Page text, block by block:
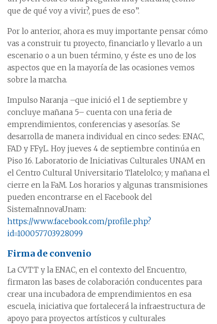
que de qué voy a vivir?, pues de eso”.
Por lo anterior, ahora es muy importante pensar cómo
vas a construir tu proyecto, financiarlo y llevarlo a un
escenario o a un buen término, y éste es uno de los
aspectos que en la mayoría de las ocasiones vemos
sobre la marcha.
Impulso Naranja –que inició el 1 de septiembre y
concluye mañana 5– cuenta con una feria de
emprendimientos, conferencias y asesorías. Se
desarrolla de manera individual en cinco sedes: ENAC,
FAD y FFyL. Hoy jueves 4 de septiembre continúa en
Piso 16. Laboratorio de Iniciativas Culturales UNAM en
el Centro Cultural Universitario Tlatelolco; y mañana el
cierre en la FaM. Los horarios y algunas transmisiones
pueden encontrarse en el Facebook del
SistemaInnovaUnam:
https://www.facebook.com/profile.php?
id=100057703928099
Firma de convenio
La CVTT y la ENAC, en el contexto del Encuentro,
firmaron las bases de colaboración conducentes para
crear una incubadora de emprendimientos en esa
escuela, iniciativa que fortalecerá la infraestructura de
apoyo para proyectos artísticos y culturales